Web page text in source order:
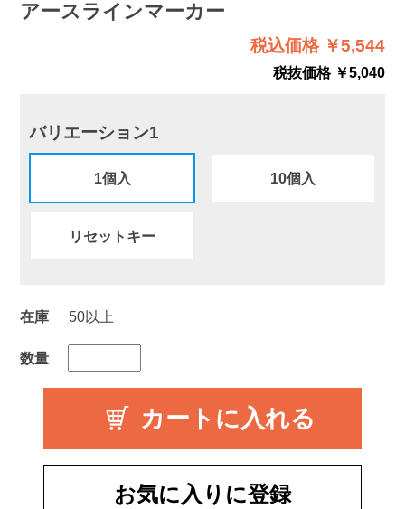
アースラインマーカー
税込価格 ￥5,544
税抜価格 ￥5,040
バリエーション1
1個入 10個入
リセットキー
在庫 50以上
数量
お気に入りに登録